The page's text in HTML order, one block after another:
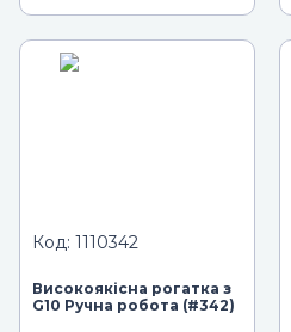
Код: 1110342
Високоякісна рогатка з
G10 Ручна робота (#342)